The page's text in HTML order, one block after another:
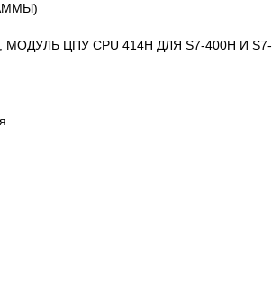
МОДУЛЬ ЦПУ CPU 414H ДЛЯ S7-400H И S7-